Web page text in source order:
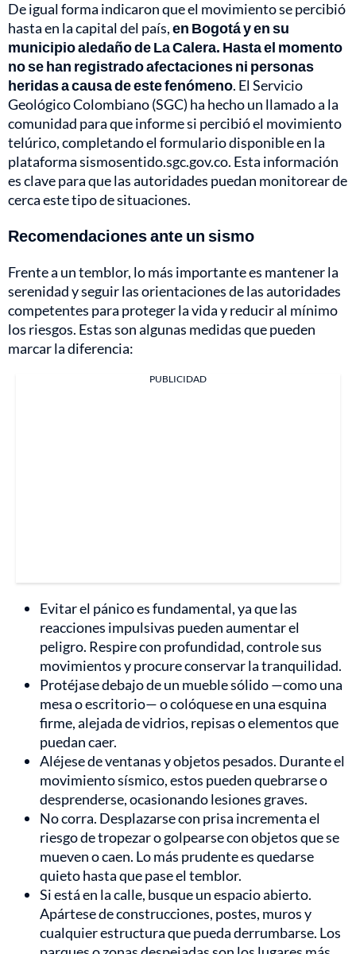
De igual forma indicaron que el movimiento se percibió
hasta en la capital del país,en Bogotá y en su
municipio aledaño de La Calera. Hasta el momento
no se han registrado afectaciones ni personas
heridas a causa de este fenómeno. El Servicio
Geológico Colombiano (SGC) ha hecho un llamado a la
comunidad para que informe si percibió el movimiento
telúrico, completando el formulario disponible en la
plataforma sismosentido.sgc.gov.co. Esta información
es clave para que las autoridades puedan monitorear de
cerca este tipo de situaciones.
Recomendaciones ante un sismo
Frente a un temblor, lo más importante es mantener la
serenidad y seguir las orientaciones de las autoridades
competentes para proteger la vida y reducir al mínimo
los riesgos. Estas son algunas medidas que pueden
marcar la diferencia:
PUBLICIDAD
Evitar el pánico es fundamental, ya que las
reacciones impulsivas pueden aumentar el
peligro. Respire con profundidad, controle sus
movimientos y procure conservar la tranquilidad.
Protéjase debajo de un mueble sólido —como una
mesa o escritorio— o colóquese en una esquina
firme, alejada de vidrios, repisas o elementos que
puedan caer.
Aléjese de ventanas y objetos pesados. Durante el
movimiento sísmico, estos pueden quebrarse o
desprenderse, ocasionando lesiones graves.
No corra. Desplazarse con prisa incrementa el
riesgo de tropezar o golpearse con objetos que se
mueven o caen. Lo más prudente es quedarse
quieto hasta que pase el temblor.
Si está en la calle, busque un espacio abierto.
Apártese de construcciones, postes, muros y
cualquier estructura que pueda derrumbarse. Los